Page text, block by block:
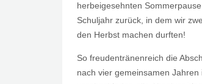
herbeigesehnten
Schuljahr zurück, in dem wir
den Herbst machen durften!
So freudentränenreich die
nach vier gemeinsamen